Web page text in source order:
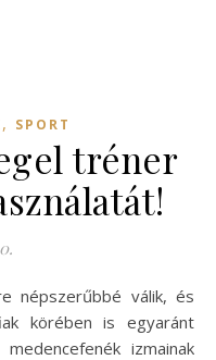
, SPORT
tréner
körében is egyaránt
izmainak